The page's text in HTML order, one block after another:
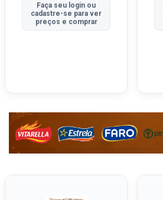
Faça seu login ou
cadastre-se para ver
preços e comprar